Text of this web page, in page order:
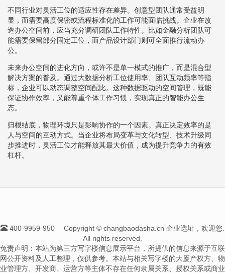
不同行业对灵活工位的适应性存在差异。创意型团队通常受益明
显，而需要高度保密或流程标准化的工作可能面临挑战。企业在改
造办公空间前，应当充分调研团队工作特性。比如金融分析团队可
能需要保留部分固定工位，而产品设计部门则可全面推行流动办
公。
未来办公空间的进化方向，或许不是单一模式的推广，而是混合型
解决方案的普及。通过大数据分析工位使用率、团队互动频率等指
标，企业可以动态调整空间配比。这种数据驱动的空间管理，既能
保证协作效率，又能尊重个体工作习惯，实现真正的智能办公生
态。
归根结底，物理环境只是影响协作的一个因素。真正决定效率的是
人与空间的互动方式。当企业将布局变革与文化转型、技术升级同
步推进时，灵活工位才能释放其最大价值，成为提升竞争力的有效
杠杆。
400-9959-950
Copyright © changbaodasha.cn 企业选址，欢迎您.
All rights reserved.
免责声明：本站为第三方写字楼信息展示平台，所提供的信息来源于互联
网公开资料及人工整理，仅供参考。本站与相关写字楼的大厦产权方、物
业管理方、开发商、运营方等主体不存在任何隶属关系、授权关系或商业